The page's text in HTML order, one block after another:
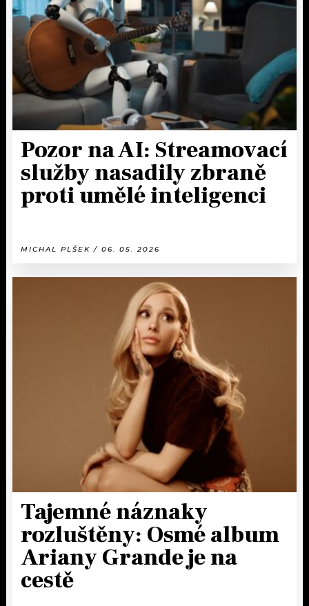
Pozor na AI: Streamovací
služby nasadily zbraně
proti umělé inteligenci
MICHAL PLŠEK / 06. 05. 2026
Tajemné náznaky
rozluštěny: Osmé album
Ariany Grande je na
cestě